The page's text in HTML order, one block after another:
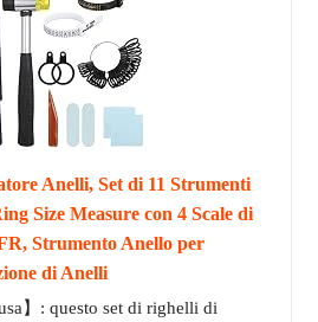
Anelli, Set di 11 Strumenti
Size Measure con 4 Scale di
Strumento Anello per
di Anelli
】: questo set di righelli di